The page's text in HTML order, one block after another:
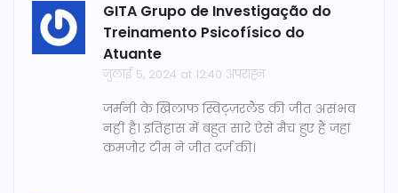
GITA Grupo de Investigação do
Treinamento Psicofísico do
Atuante
जुलाई 5, 2024 at 12:40 अपराह्न
जर्मनी के खिलाफ स्विट्ज़रलैंड की जीत असंभव
नहीं है। इतिहास में बहुत सारे ऐसे मैच हुए हैं जहां
कमजोर टीम ने जीत दर्ज की।